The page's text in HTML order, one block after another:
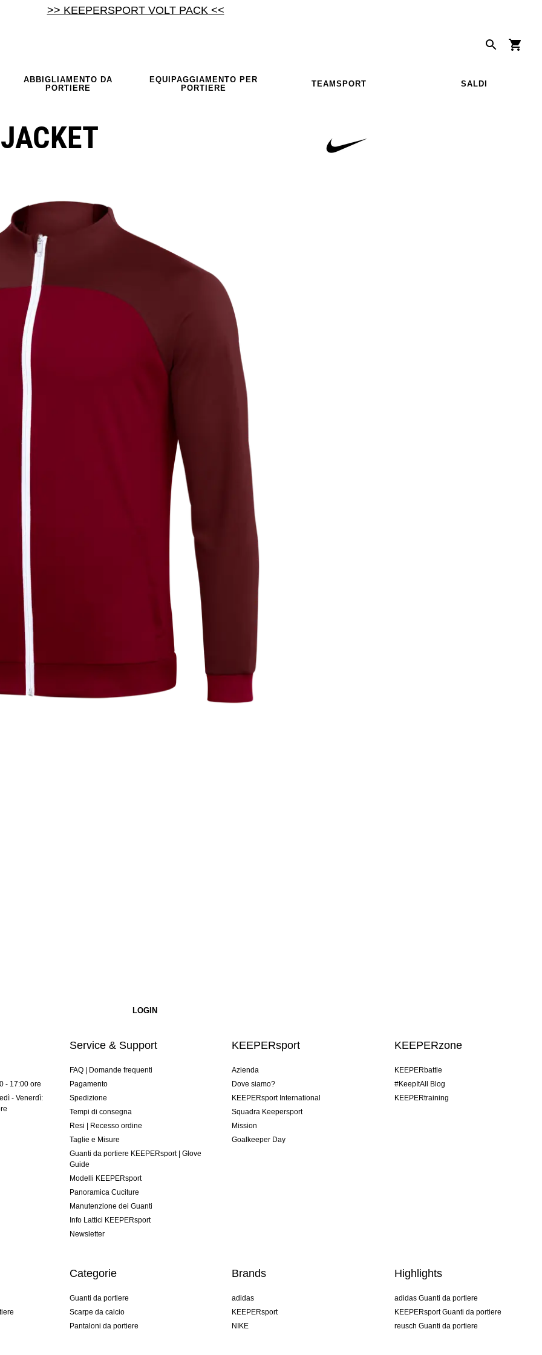
>> KEEPERSPORT VOLT PACK <<
ABBIGLIAMENTO DA
PORTIERE
EQUIPAGGIAMENTO PER
PORTIERE
TEAMSPORT SALDI
- 17:00 ore
- Venerdì:
Service & Support
FAQ | Domande frequenti
Pagamento
Spedizione
Tempi di consegna
Resi | Recesso ordine
Taglie e Misure
Guanti da portiere KEEPERsport | Glove
Guide
Modelli KEEPERsport
Panoramica Cuciture
Manutenzione dei Guanti
Info Lattici KEEPERsport
Newsletter
KEEPERsport
Azienda
Dove siamo?
KEEPERsport International
Squadra Keepersport
Mission
Goalkeeper Day
KEEPERzone
KEEPERbattle
#KeepItAll Blog
KEEPERtraining
Categorie
Guanti da portiere
Scarpe da calcio
Pantaloni da portiere
Brands
adidas
KEEPERsport
NIKE
Highlights
adidas Guanti da portiere
KEEPERsport Guanti da portiere
reusch Guanti da portiere